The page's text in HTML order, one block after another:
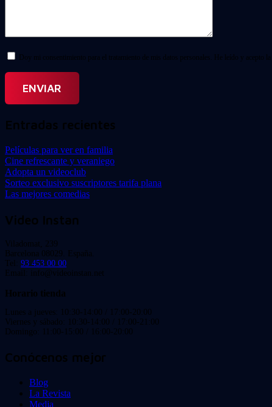
Doy mi consentimiento para el tratamiento de mis datos personales. He leído y acepto la
Entradas recientes
Películas para ver en familia
Cine refrescante y veraniego
Adopta un videoclub
Sorteo exclusivo suscriptores tarifa plana
Las mejores comedias
Video Instan
Viladomat, 239
Barcelona 08029. España.
Tel: 93 453 00 00
Email: info@videoinstan.net
Horario tienda
Lunes a jueves: 10:30-14:00 / 17:00-20:00
Viernes y sábado: 10:30-14:00 / 17:00-21:00
Domingo: 11:00-15:00 / 16:00-20:00
Conócenos mejor
Blog
La Revista
Media